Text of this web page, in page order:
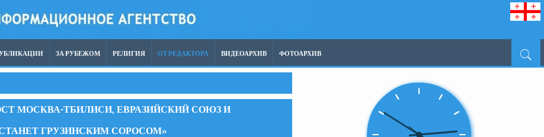
ЗА РУБЕЖОМ РЕЛИГИЯ ОТ РЕДАКТОРА ВИДЕОАРХИВ ФОТОАРХИВ
МОСКВА-ТБИЛИСИ, ЕВРАЗИЙСКИЙ СОЮЗ И
ГРУЗИНСКИМ СОРОСОМ»